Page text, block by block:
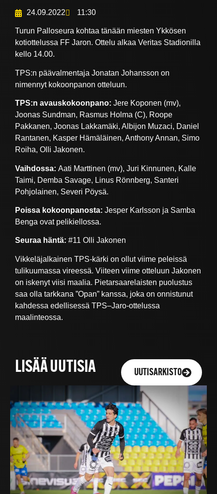
24.09.2022 11:30
Turun Palloseura kohtaa tänään miesten Ykkösen
kotiottelussa FF Jaron. Ottelu alkaa Veritas Stadionilla
kello 14.00.
TPS:n päävalmentaja Jonatan Johansson on
nimennyt kokoonpanon otteluun.
TPS:n avauskokoonpano: Jere Koponen (mv),
Joonas Sundman, Rasmus Holma (C), Roope
Pakkanen, Joonas Lakkamäki, Albijon Muzaci, Daniel
Rantanen, Kasper Hämäläinen, Anthony Annan, Simo
Roiha, Olli Jakonen.
Vaihdossa:Aati Marttinen (mv), Juri Kinnunen, Kalle
Taimi, Demba Savage, Linus Rönnberg, Santeri
Pohjolainen, Severi Pöysä.
Poissa kokoonpanosta:Jesper Karlsson ja Samba
Benga ovat pelikiellossa.
Seuraa häntä:#11 Olli Jakonen
Vikkeläjalkainen TPS-kärki on ollut viime peleissä
tulikuumassa vireessä. Viiteen viime otteluun Jakonen
on iskenyt viisi maalia. Pietarsaarelaisten puolustus
saa olla tarkkana ”Opan” kanssa, joka on onnistunut
kahdessa edellisessä TPS–Jaro-ottelussa
maalinteossa.
LISÄÄ UUTISIA UUTISARKISTO